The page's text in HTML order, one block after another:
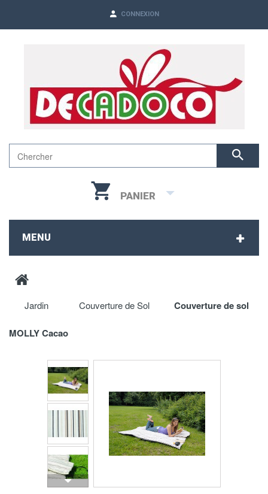
CONNEXION
PANIER
MENU
Jardin Couverture de Sol Couverture de sol
MOLLY Cacao